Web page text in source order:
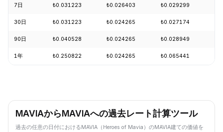
7日 ₺0.031223 ₺0.026403 ₺0.029299
30日 ₺0.031223 ₺0.024265 ₺0.027174
90日 ₺0.040528 ₺0.024265 ₺0.028949
1年 ₺0.250822 ₺0.024265 ₺0.065441
MAVIAからMAVIAへの過去レート計算ツール
過去の任意の日付におけるMAVIA（Heroes of Mavia）のMAVIA建ての価値を